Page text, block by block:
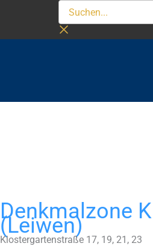
Denkmalzone
(Leiwen)
Klostergartenstraße 17, 19, 21, 23